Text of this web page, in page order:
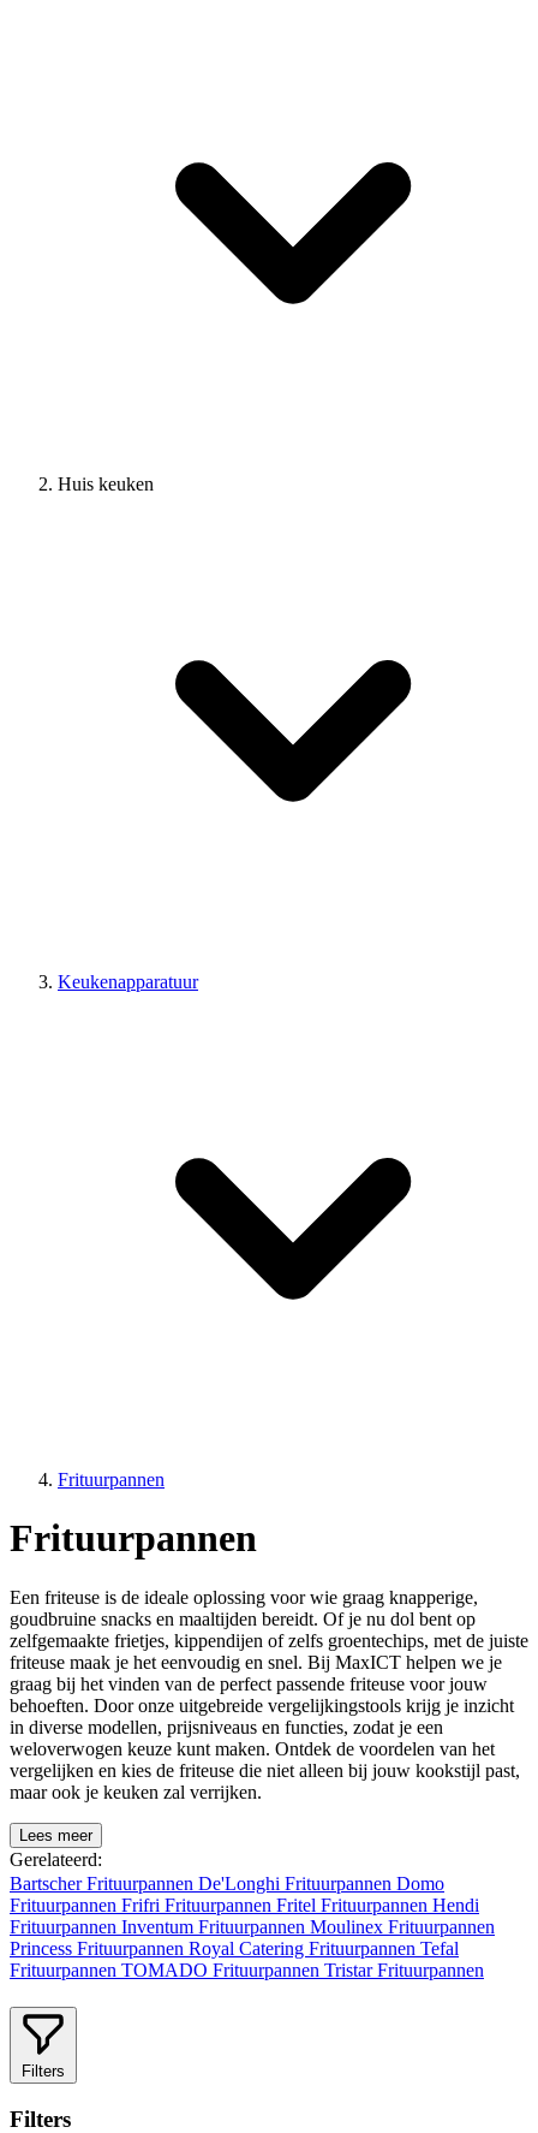
Huis keuken
Keukenapparatuur
Frituurpannen
Frituurpannen
Een friteuse is de ideale oplossing voor wie graag knapperige,
goudbruine snacks en maaltijden bereidt. Of je nu dol bent op
zelfgemaakte frietjes, kippendijen of zelfs groentechips, met de juiste
friteuse maak je het eenvoudig en snel. Bij MaxICT helpen we je
graag bij het vinden van de perfect passende friteuse voor jouw
behoeften. Door onze uitgebreide vergelijkingstools krijg je inzicht
in diverse modellen, prijsniveaus en functies, zodat je een
weloverwogen keuze kunt maken. Ontdek de voordelen van het
vergelijken en kies de friteuse die niet alleen bij jouw kookstijl past,
maar ook je keuken zal verrijken.
Lees meer
Gerelateerd:
Bartscher Frituurpannen De'Longhi Frituurpannen Domo
Frituurpannen Frifri Frituurpannen Fritel Frituurpannen Hendi
Frituurpannen Inventum Frituurpannen Moulinex Frituurpannen
Princess Frituurpannen Royal Catering Frituurpannen Tefal
Frituurpannen TOMADO Frituurpannen Tristar Frituurpannen
Filters
Filters